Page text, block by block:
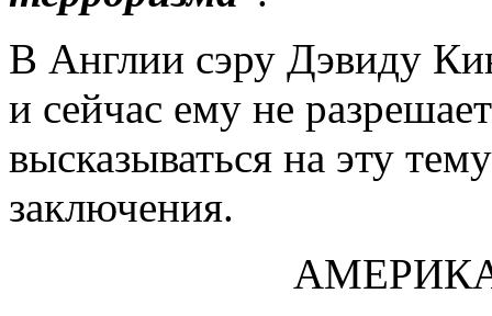
В Англии сэру Дэвиду
и сейчас ему не
высказываться на эту
заключения.